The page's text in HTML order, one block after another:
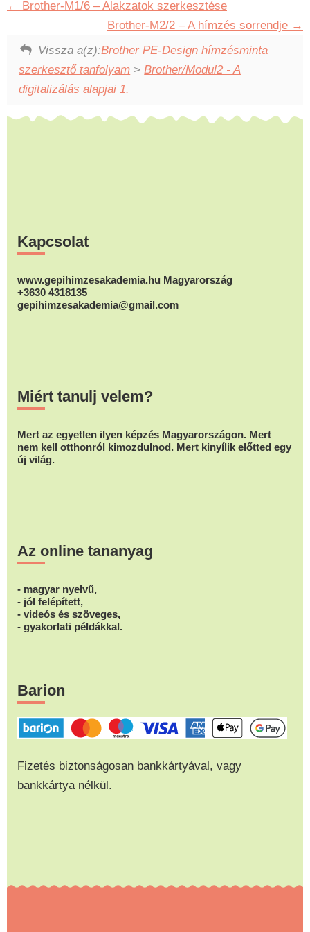
Brother-M1/6 – Alakzatok szerkesztése
Brother-M2/2 – A hímzés sorrendje
Vissza a(z):Brother PE-Design hímzésminta
szerkesztő tanfolyam >Brother/Modul2 - A
digitalizálás alapjai 1.
Kapcsolat
www.gepihimzesakademia.hu Magyarország
+3630 4318135
gepihimzesakademia@gmail.com
Miért tanulj velem?
Mert az egyetlen ilyen képzés Magyarországon. Mert
nem kell otthonról kimozdulnod. Mert kinyílik előtted egy
új világ.
Az online tananyag
- magyar nyelvű,
- jól felépített,
- videós és szöveges,
- gyakorlati példákkal.
Barion
Fizetés biztonságosan bankkártyával, vagy
bankkártya nélkül.